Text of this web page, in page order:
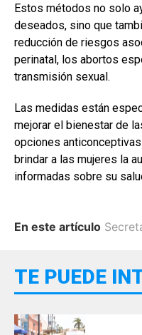
Estos métodos no solo
deseados, sino que
reducción de riesgos
perinatal, los abortos
transmisión sexual.
Las medidas están
mejorar el bienestar de
opciones
brindar a las mujeres la
informadas sobre su
En este artículo
TE PUEDE